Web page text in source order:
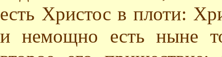
есть Христос в плоти:
и немощно есть ныне